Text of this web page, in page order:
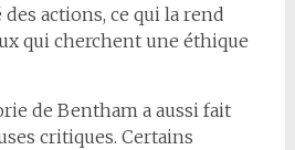
actions, ce qui la rend
qui cherchent une éthique
de Bentham a aussi fait
critiques. Certains